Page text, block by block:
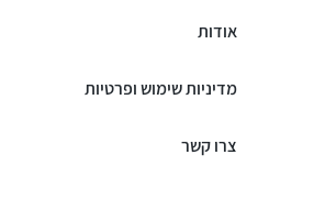
אודות
מדיניות שימוש ופרטיות
צרו קשר